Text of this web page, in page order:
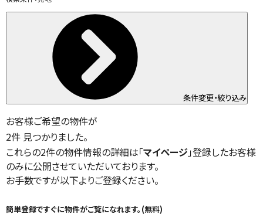
条件変更・絞り込み
お客様ご希望の物件が
2件 見つかりました。
これらの2件の物件情報の詳細は「マイページ」登録したお客様
のみに公開させていただいております。
お手数ですが以下よりご登録ください。
簡単登録ですぐに物件がご覧になれます。(無料)